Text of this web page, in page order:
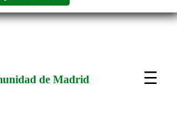
de Madrid